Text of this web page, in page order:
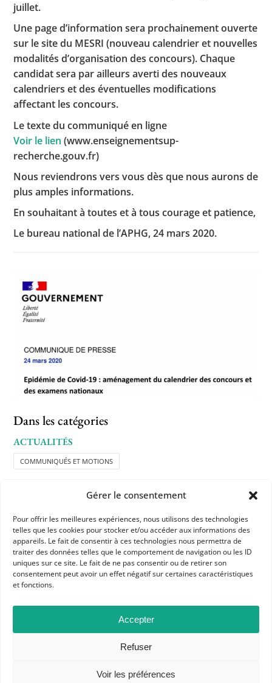
Gérer le consentement
Pour offrir les meilleures expériences, nous utilisons des technologies
telles que les cookies pour stocker et/ou accéder aux informations des
appareils. Le fait de consentir à ces technologies nous permettra de
traiter des données telles que le comportement de navigation ou les ID
uniques sur ce site. Le fait de ne pas consentir ou de retirer son
consentement peut avoir un effet négatif sur certaines caractéristiques
et fonctions.
Accepter
Refuser
Voir les préférences
Critique d’ouvrages publiés
Culture
juillet.
Une page d’information sera prochainement ouverte
sur le site du MESRI (nouveau calendrier et nouvelles
modalités d’organisation des concours). Chaque
candidat sera par ailleurs averti des nouveaux
calendriers et des éventuelles modifications
affectant les concours.
Le texte du communiqué en ligne
Voir le lien (www.enseignementsup-
recherche.gouv.fr)
Nous reviendrons vers vous dès que nous aurons de
plus amples informations.
En souhaitant à toutes et à tous courage et patience,
Le bureau national de l’APHG, 24 mars 2020.
Dans les catégories
ACTUALITÉS
COMMUNIQUÉS ET MOTIONS
APHG
Association des professeurs d'histoire et géographie
+ 33 0(1) 42 33 62 37
BP 6541 – 75065 Paris Cedex 02